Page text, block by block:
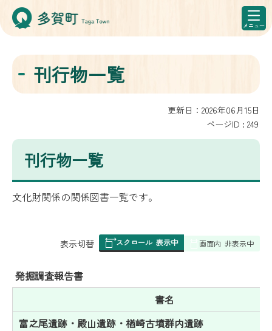
刊行物一覧
更新日：2026年06月15日
ページID : 249
刊行物一覧
文化財関係の関係図書一覧です。
表
み
の
表示切替 スクロール 表示中 画面内 非表示中
発掘調査報告書
書名
富之尾遺跡・殿山遺跡・楢崎古墳群内遺跡